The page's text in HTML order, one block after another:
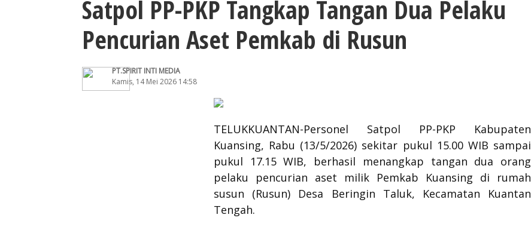
Satpol PP-PKP Tangkap Tangan Dua Pelaku
Pencurian Aset Pemkab di Rusun
PT.SPIRIT INTI MEDIA
Kamis, 14 Mei 2026 14:58
TELUKKUANTAN-Personel Satpol PP-PKP Kabupaten
Kuansing, Rabu (13/5/2026) sekitar pukul 15.00 WIB sampai
pukul 17.15 WIB, berhasil menangkap tangan dua orang
pelaku pencurian aset milik Pemkab Kuansing di rumah
susun (Rusun) Desa Beringin Taluk, Kecamatan Kuantan
Tengah.